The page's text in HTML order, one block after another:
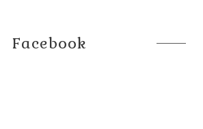
Facebook